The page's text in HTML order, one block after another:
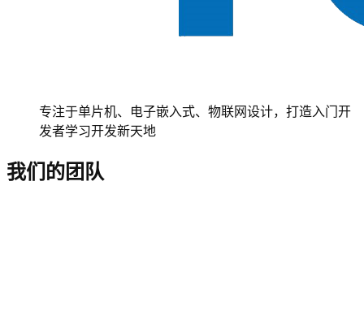
专注于单片机、电子嵌入式、物联网设计，打造入门开
发者学习开发新天地
我们的团队